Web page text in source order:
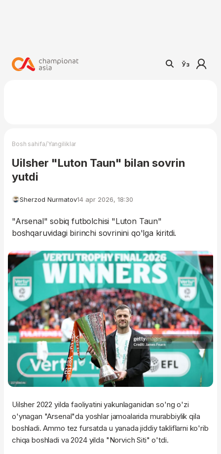
Ўз
Bosh sahifa/Yangiliklar
Uilsher "Luton Taun" bilan sovrin
yutdi
Sherzod Nurmatov14 apr 2026, 18:30
"Arsenal" sobiq futbolchisi "Luton Taun"
boshqaruvidagi birinchi sovrinini qo'lga kiritdi.
Uilsher 2022 yilda faoliyatini yakunlaganidan so'ng o'zi
o'ynagan "Arsenal"da yoshlar jamoalarida murabbiylik qila
boshladi. Ammo tez fursatda u yanada jiddiy takliflarni ko'rib
chiqa boshladi va 2024 yilda "Norvich Siti" o'tdi.